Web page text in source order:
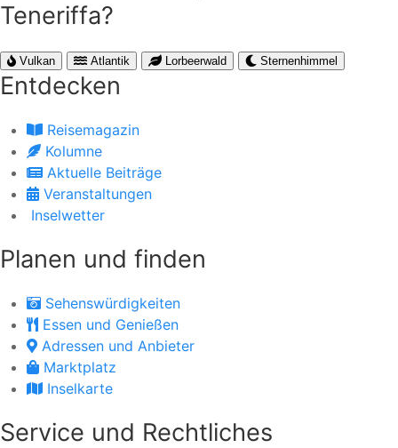
Teneriffa?
Vulkan Atlantik Lorbeerwald Sternenhimmel
Entdecken
Reisemagazin
Kolumne
Aktuelle Beiträge
Veranstaltungen
Inselwetter
Planen und finden
Sehenswürdigkeiten
Essen und Genießen
Adressen und Anbieter
Marktplatz
Inselkarte
Service und Rechtliches